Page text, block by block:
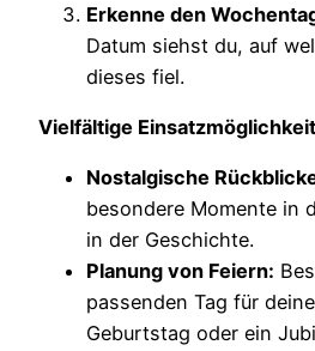
Erkenne den
Datum siehst du, auf
dieses fiel.
Vielfältige
Nostalgische
besondere Momente in
in der Geschichte.
Planung von Feiern:
passenden Tag für
Geburtstag oder ein